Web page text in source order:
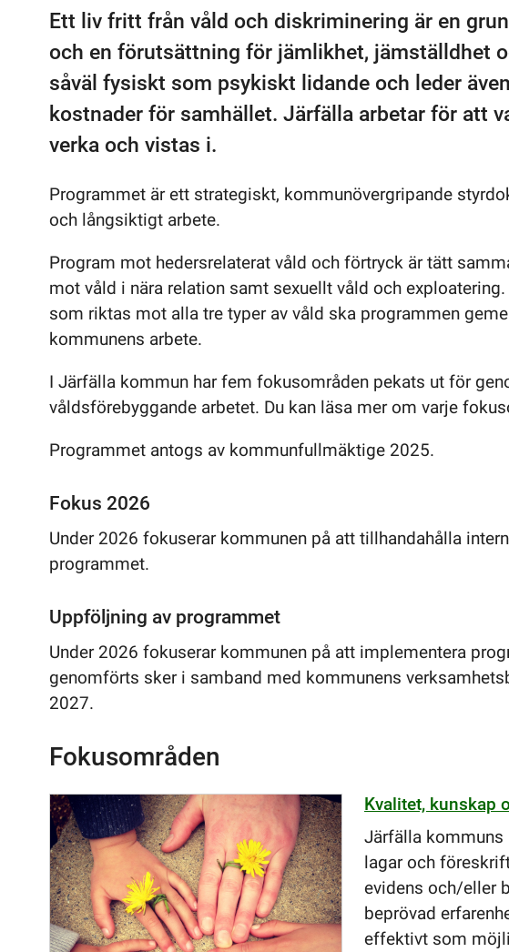
Ett liv fritt från våld och diskriminering är en
och en förutsättning för jämlikhet, jämställdhet
såväl fysiskt som psykiskt lidande och leder
kostnader för samhället. Järfälla arbetar för att
verka och vistas i.
Programmet är ett strategiskt, kommunövergripande
och långsiktigt arbete.
Program mot hedersrelaterat våld och förtryck är tätt
mot våld i nära relation samt sexuellt våld och
som riktas mot alla tre typer av våld ska programmen
kommunens arbete.
I Järfälla kommun har fem fokusområden pekats ut för
våldsförebyggande arbetet. Du kan läsa mer om varje
Programmet antogs av kommunfullmäktige 2025.
Fokus 2026
Under 2026 fokuserar kommunen på att tillhandahålla
programmet.
Uppföljning av programmet
Under 2026 fokuserar kommunen på att implementera
genomförts sker i samband med kommunens
2027.
Fokusområden
Kvalitet, kunskap
Järfälla kommuns
lagar och
evidens och/eller
beprövad
effektivt som